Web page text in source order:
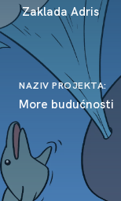
Zaklada Adris
NAZIV PROJEKTA:
More budućnosti